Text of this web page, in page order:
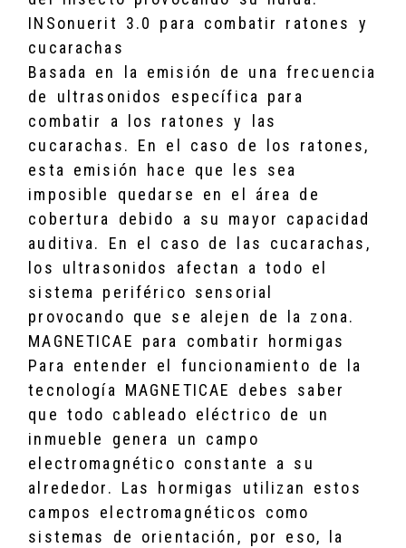
INSonuerit 3.0 para combatir ratones y
cucarachas
Basada en la emisión de una frecuencia
de ultrasonidos específica para
combatir a los ratones y las
cucarachas. En el caso de los ratones,
esta emisión hace que les sea
imposible quedarse en el área de
cobertura debido a su mayor capacidad
auditiva. En el caso de las cucarachas,
los ultrasonidos afectan a todo el
sistema periférico sensorial
provocando que se alejen de la zona.
MAGNETICAE para combatir hormigas
Para entender el funcionamiento de la
tecnología MAGNETICAE debes saber
que todo cableado eléctrico de un
inmueble genera un campo
electromagnético constante a su
alrededor. Las hormigas utilizan estos
campos electromagnéticos como
sistemas de orientación, por eso, la